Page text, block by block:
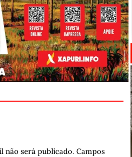
não será publicado. Campos